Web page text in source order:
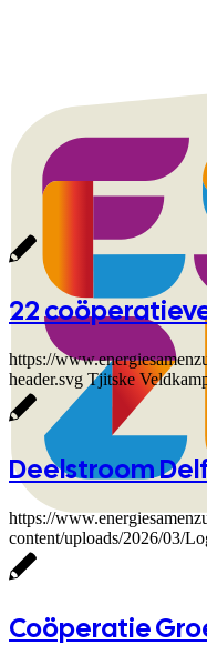
22
https://
header.svg Tjitske
Deelstroom
https://
content/uploads/2026/03/
Coöperatie